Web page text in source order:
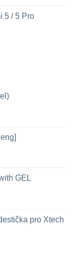
5 / 5 Pro
GEL
pro Xtech